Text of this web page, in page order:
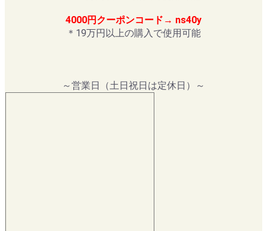
4000円クーポンコード→ ns40y
＊19万円以上の購入で使用可能
～営業日（土日祝日は定休日）～